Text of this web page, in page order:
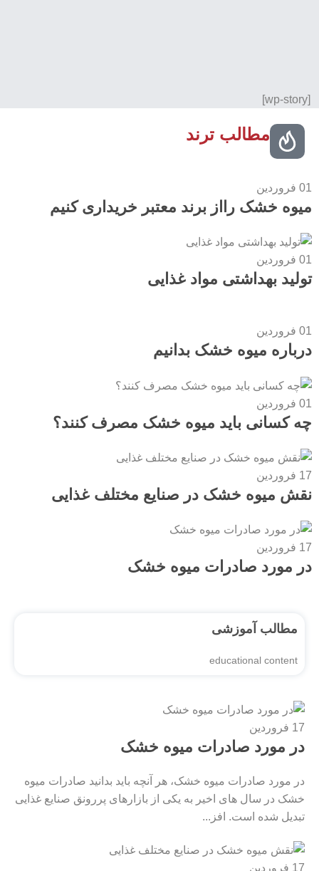
[wp-story]
مطالب ترند
01 فروردین
میوه خشک رااز برند معتبر خریداری کنیم
01 فروردین
تولید بهداشتی مواد غذایی
01 فروردین
درباره میوه خشک بدانیم
01 فروردین
چه کسانی باید میوه خشک مصرف کنند؟
17 فروردین
نقش میوه خشک در صنایع مختلف غذایی
17 فروردین
در مورد صادرات میوه خشک
مطالب آموزشی
educational content
17 فروردین
در مورد صادرات میوه خشک
در مورد صادرات میوه خشک، هر آنچه باید بدانید صادرات میوه
خشک در سال ‌های اخیر به یکی از بازارهای پررونق صنایع غذایی
تبدیل شده است. افز...
17 فروردین